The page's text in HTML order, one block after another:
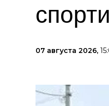
07 августа 2026,